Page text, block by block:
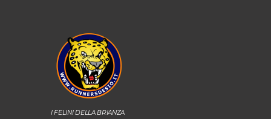
I FELINI DELLA BRIANZA